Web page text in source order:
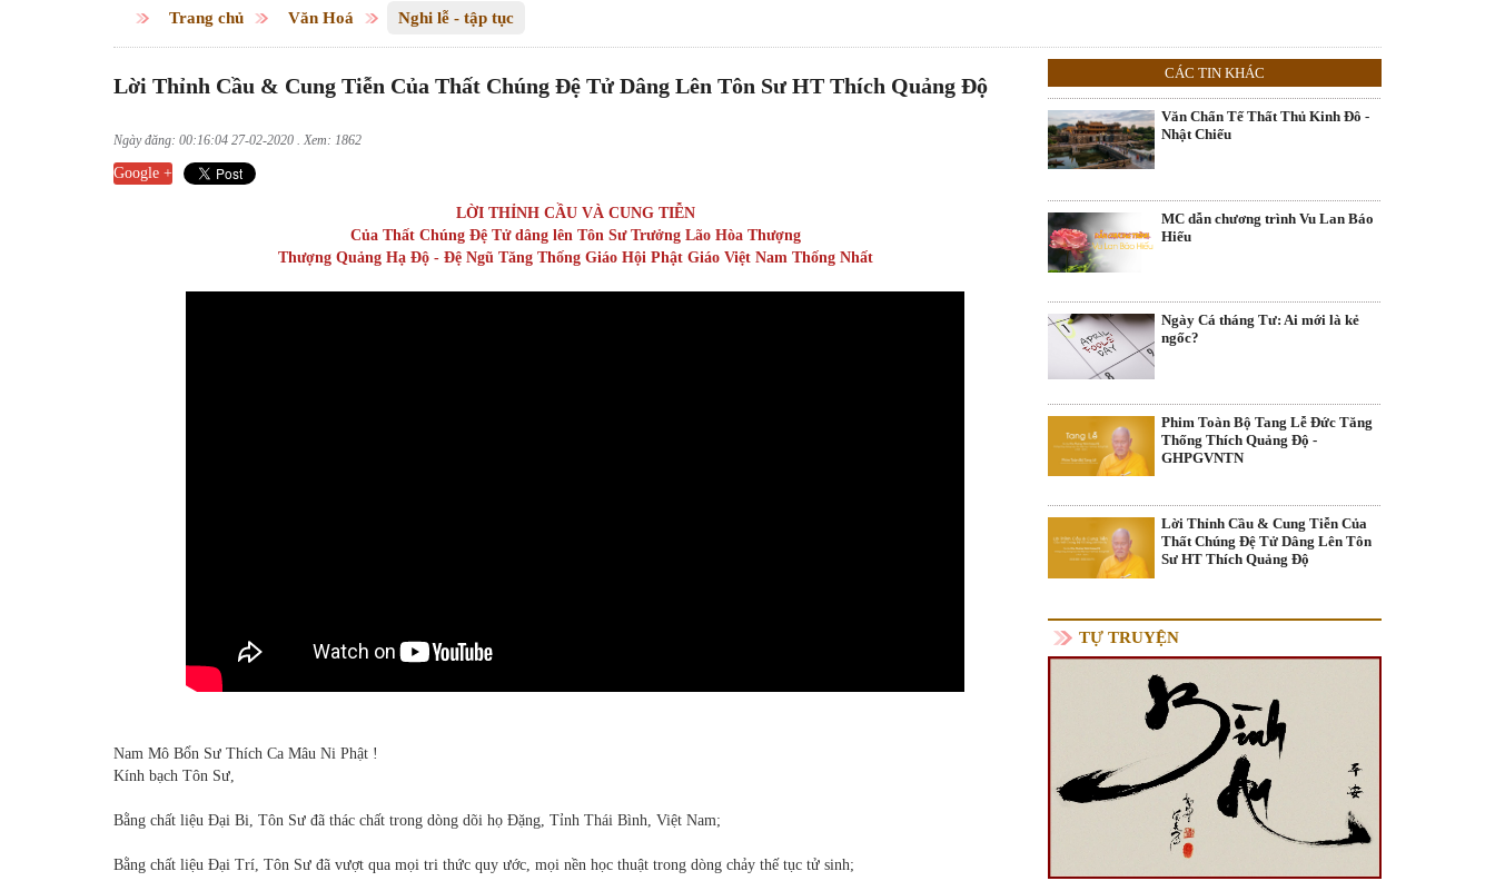
Trang chủ Văn Hoá Nghi lễ - tập tục
Lời Thỉnh Cầu & Cung Tiễn Của Thất Chúng Đệ Tử Dâng Lên Tôn Sư HT Thích Quảng Độ
Ngày đăng: 00:16:04 27-02-2020 . Xem: 1862
Google +
LỜI THỈNH CẦU VÀ CUNG TIỄN
Của Thất Chúng Đệ Tử dâng lên Tôn Sư Trưởng Lão Hòa Thượng
Thượng Quảng Hạ Độ - Đệ Ngũ Tăng Thống Giáo Hội Phật Giáo Việt Nam Thống Nhất
Nam Mô Bổn Sư Thích Ca Mâu Ni Phật !
Kính bạch Tôn Sư,
Bằng chất liệu Đại Bi, Tôn Sư đã thác chất trong dòng dõi họ Đặng, Tỉnh Thái Bình, Việt Nam;
Bằng chất liệu Đại Trí, Tôn Sư đã vượt qua mọi tri thức quy ước, mọi nền học thuật trong dòng chảy thế tục tử sinh;
CÁC TIN KHÁC
Văn Chẩn Tế Thất Thủ Kinh Đô -
Nhật Chiếu
MC dẫn chương trình Vu Lan Báo
Hiếu
Ngày Cá tháng Tư: Ai mới là kẻ
ngốc?
Phim Toàn Bộ Tang Lễ Đức Tăng
Thống Thích Quảng Độ -
GHPGVNTN
Lời Thỉnh Cầu & Cung Tiễn Của
Thất Chúng Đệ Tử Dâng Lên Tôn
Sư HT Thích Quảng Độ
TỰ TRUYỆN